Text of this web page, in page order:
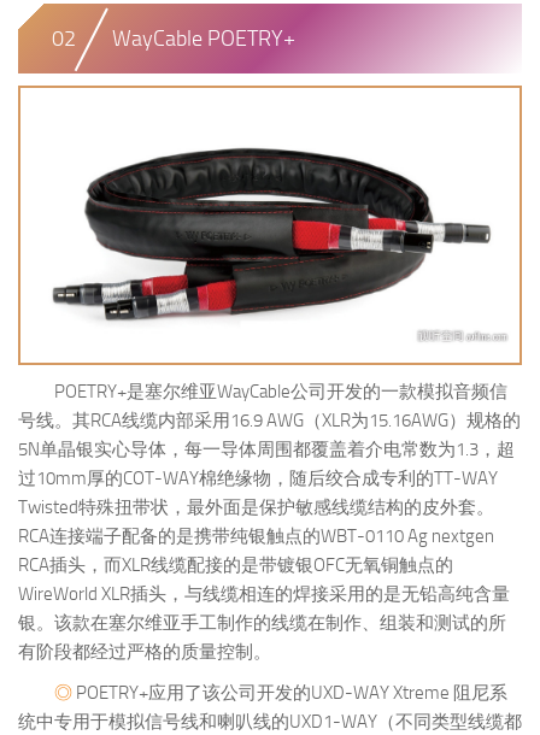
02 WayCable POETRY+
POETRY+是塞尔维亚WayCable公司开发的一款模拟音频信
号线。其RCA线缆内部采用16.9 AWG（XLR为15.16AWG）规格的
5N单晶银实心导体，每一导体周围都覆盖着介电常数为1.3，超
过10mm厚的COT-WAY棉绝缘物，随后绞合成专利的TT-WAY
Twisted特殊扭带状，最外面是保护敏感线缆结构的皮外套。
RCA连接端子配备的是携带纯银触点的WBT-0110 Ag nextgen
RCA插头，而XLR线缆配接的是带镀银OFC无氧铜触点的
WireWorld XLR插头，与线缆相连的焊接采用的是无铅高纯含量
银。该款在塞尔维亚手工制作的线缆在制作、组装和测试的所
有阶段都经过严格的质量控制。
◎ POETRY+应用了该公司开发的UXD-WAY Xtreme 阻尼系
统中专用于模拟信号线和喇叭线的UXD1-WAY（不同类型线缆都